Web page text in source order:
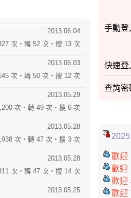
2013.06.04
次‧轉 52 次‧搜 13 次
2013.06.03
次‧轉 50 次‧搜 12 次
2013.05.29
次‧轉 49 次‧搜 6 次
2013.05.28
次‧轉 47 次‧搜 3 次
2013.05.28
次‧轉 47 次‧搜 14 次
2013.05.25
手動登
快速登
查詢密
歡迎
歡迎
歡迎
歡迎